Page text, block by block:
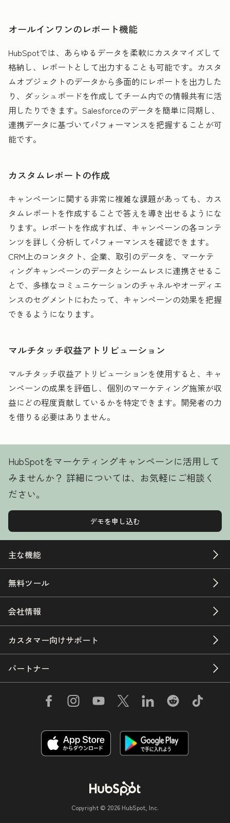
オールインワンのレポート機能
HubSpotでは、あらゆるデータを柔軟にカスタマイズして
格納し、レポートとして出力することも可能です。カスタ
ムオブジェクトのデータから多面的にレポートを出力した
り、ダッシュボードを作成してチーム内での情報共有に活
用したりできます。Salesforceのデータを簡単に同期し、
連携データに基づいてパフォーマンスを把握することが可
能です。
カスタムレポートの作成
キャンペーンに関する非常に複雑な課題があっても、カス
タムレポートを作成することで答えを導き出せるようにな
ります。レポートを作成すれば、キャンペーンの各コンテ
ンツを詳しく分析してパフォーマンスを確認できます。
CRM上のコンタクト、企業、取引のデータを、マーケテ
ィングキャンペーンのデータとシームレスに連携させるこ
とで、多様なコミュニケーションのチャネルやオーディエ
ンスのセグメントにわたって、キャンペーンの効果を把握
できるようになります。
マルチタッチ収益アトリビューション
マルチタッチ収益アトリビューションを使用すると、キャ
ンペーンの成果を評価し、個別のマーケティング施策が収
益にどの程度貢献しているかを特定できます。開発者の力
を借りる必要はありません。
HubSpotをマーケティングキャンペーンに活用して
みませんか？ 詳細については、お気軽にご相談く
ださい。
デモを申し込む
主な機能
無料ツール
会社情報
カスタマー向けサポート
パートナー
Copyright © 2026 HubSpot, Inc.